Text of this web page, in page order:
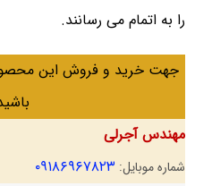
را به اتمام می رسانند.
جهت خرید و فروش این محصول
مهندس آجرلی
شماره موبایل: ۰۹۱۸۶۹۶۷۸۲۳